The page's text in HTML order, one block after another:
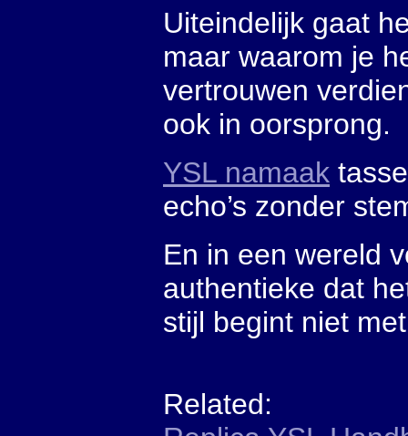
Uiteindelijk gaat
maar waarom je
vertrouwen
ook in oorsprong.
YSL namaak
echo’s zonder
En in een wereld
authentieke dat
stijl begint niet
Related: